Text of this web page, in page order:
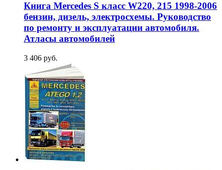
Книга Mercedes S класс W220, 215 1998-2006
бензин, дизель, электросхемы. Руководство
по ремонту и эксплуатации автомобиля.
Атласы автомобилей
3 406 руб.